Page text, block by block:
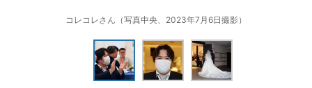
コレコレさん（写真中央、2023年7月6日撮影）